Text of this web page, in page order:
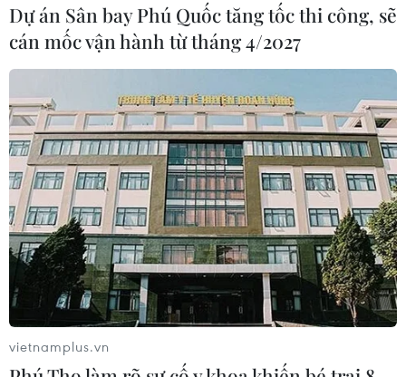
Dự án Sân bay Phú Quốc tăng tốc thi công, sẽ
cán mốc vận hành từ tháng 4/2027
vietnamplus.vn